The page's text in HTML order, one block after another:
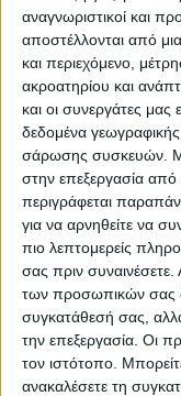
αναγνωριστικοί και
αποστέλλονται από
και περιεχόμενο,
ακροατηρίου και
και οι συνεργάτες μας
δεδομένα
σάρωσης συσκευών.
στην επεξεργασία
περιγράφεται
για να αρνηθείτε να
πιο λεπτομερείς
σας πριν συναινέσετε.
των προσωπικών σας
συγκατάθεσή σας,
την επεξεργασία. Οι
τον ιστότοπο.
ανακαλέσετε τη
ενδεικτικές της
στους υποψηφίους,
attitude & not only
Σεβασμός:
και προμηθευτές
Εμπιστοσύνη:
με τους πελάτες
Εξέλιξη:
μας εξέλιξη.
Πνεύμα νικητή:
ολοκλήρωση των
Ομαδικότητα:
όραμα,